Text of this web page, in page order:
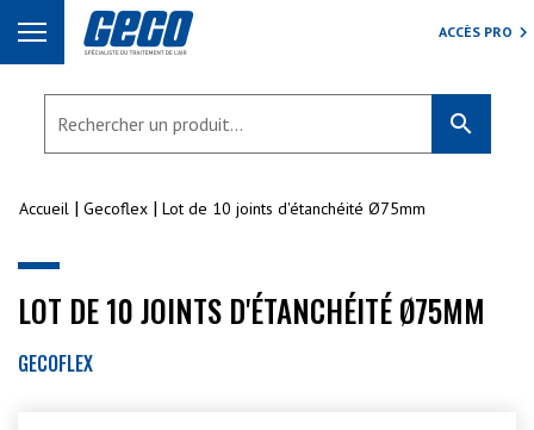
ACCÈS PRO
search
Accueil Gecoflex Lot de 10 joints d'étanchéité Ø75mm
LOT DE 10 JOINTS D'ÉTANCHÉITÉ Ø75MM
GECOFLEX